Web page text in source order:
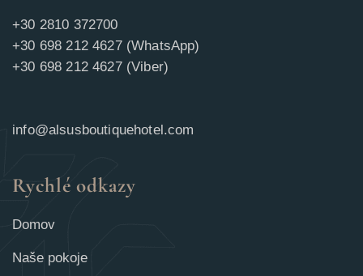
+30 2810 372700
+30 698 212 4627 (WhatsApp)
+30 698 212 4627 (Viber)
info@alsusboutiquehotel.com
Rychlé odkazy
Domov
Naše pokoje